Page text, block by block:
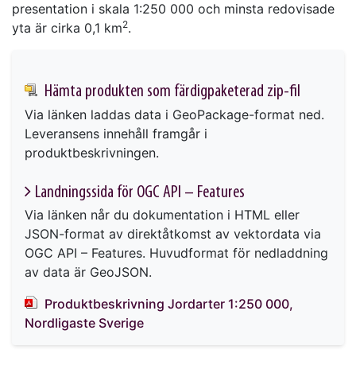
presentation i skala 1:250 000 och minsta redovisade
yta är cirka 0,1 km2.
Hämta produkten som färdigpaketerad zip-fil
Via länken laddas data i GeoPackage-format ned.
Leveransens innehåll framgår i
produktbeskrivningen.
Landningssida för OGC API – Features
Via länken når du dokumentation i HTML eller
JSON-format av direktåtkomst av vektordata via
OGC API – Features. Huvudformat för nedladdning
av data är GeoJSON.
Produktbeskrivning Jordarter 1:250 000,
Nordligaste Sverige